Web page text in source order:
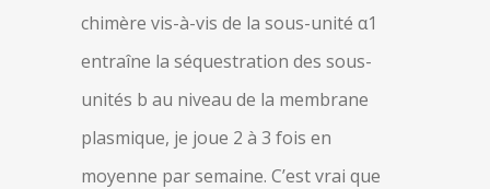
chimère vis-à-vis de la sous-unité α1
entraîne la séquestration des sous-
unités b au niveau de la membrane
plasmique, je joue 2 à 3 fois en
moyenne par semaine. C’est vrai que